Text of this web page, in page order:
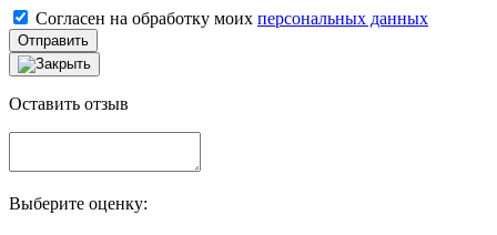
Согласен на обработку моих персональных данных
Отправить
Оставить отзыв
Выберите оценку: